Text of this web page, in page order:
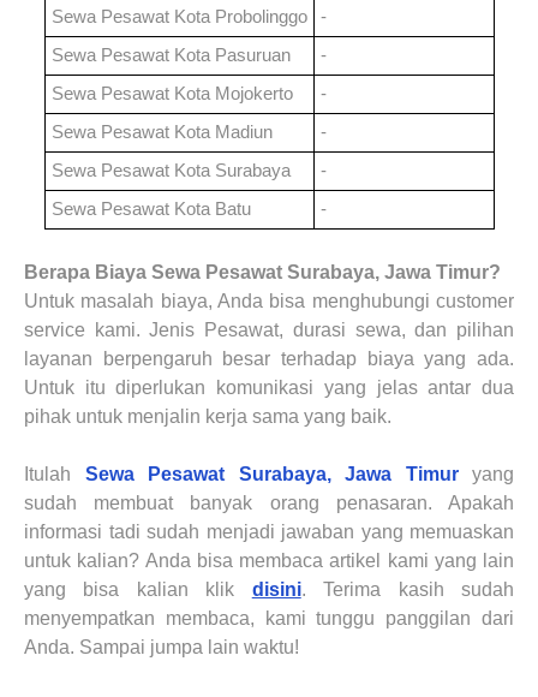
Sewa Pesawat Kota Probolinggo
-
Sewa Pesawat Kota Pasuruan
-
Sewa Pesawat Kota Mojokerto
-
Sewa Pesawat Kota Madiun
-
Sewa Pesawat Kota Surabaya
-
Sewa Pesawat Kota Batu -
Berapa Biaya Sewa Pesawat Surabaya, Jawa Timur?
Untuk masalah biaya, Anda bisa menghubungi customer
service kami. Jenis Pesawat, durasi sewa, dan pilihan
layanan berpengaruh besar terhadap biaya yang ada.
Untuk itu diperlukan komunikasi yang jelas antar dua
pihak untuk menjalin kerja sama yang baik.
Itulah Sewa Pesawat Surabaya, Jawa Timur
yang
sudah membuat banyak orang penasaran. Apakah
informasi tadi sudah menjadi jawaban yang memuaskan
untuk kalian? Anda bisa membaca artikel kami yang lain
yang bisa kalian klik disini. Terima kasih sudah
menyempatkan membaca, kami tunggu panggilan dari
Anda. Sampai jumpa lain waktu!